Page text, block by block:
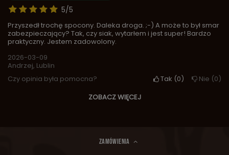
5/5
Przyszedł trochę spocony. Daleka droga. ;-) A może to był smar
zabezpieczający? Tak, czy siak, wytarłem i jest super! Bardzo
praktyczny. Jestem zadowolony.
2026-03-09
Andrzej, Lublin
Czy opinia była pomocna?
Tak 0 Nie 0
ZOBACZ WIĘCEJ
ZAMÓWIENIA